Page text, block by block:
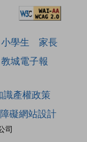
小學生
家長
教城電子報
司
識產權政策
礙網站設計